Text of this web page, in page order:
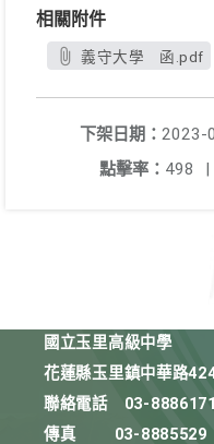
相關附件
義守大學 函.pdf
下架日期： 2023-
點擊率： 498 |
國立玉里高級中學
花蓮縣玉里鎮中華路
聯絡電話
03-
傳真
03-8885529